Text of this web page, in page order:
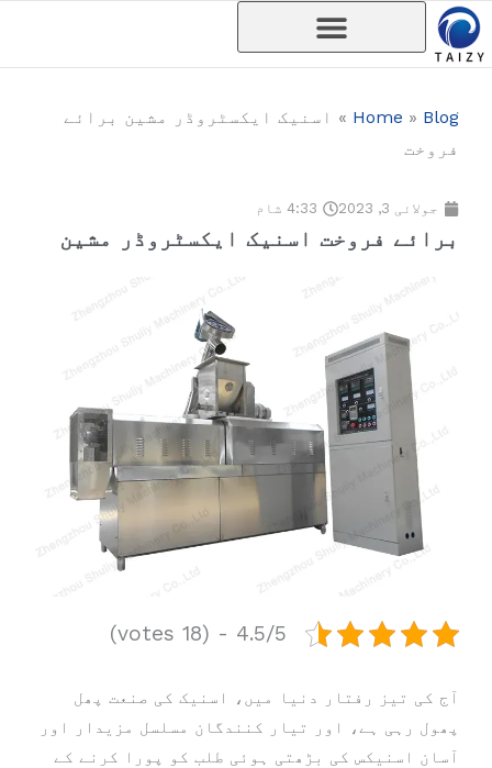
مواد
پر
Home » Blog
» اسنیک ایکسٹروڈر مشین برائے
فروخت
جولائی 3, 2023 4:33 شام
برائے فروخت اسنیک ایکسٹروڈر مشین
4.5/5 - (18 votes)
آج کی تیز رفتار دنیا میں، اسنیک کی صنعت پھل
پھول رہی ہے، اور تیار کنندگان مسلسل مزیدار اور
آسان اسنیکس کی بڑھتی ہوئی طلب کو پورا کرنے کے